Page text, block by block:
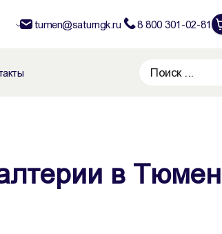
tumen@saturngk.ru 8 800 301-02-81
в